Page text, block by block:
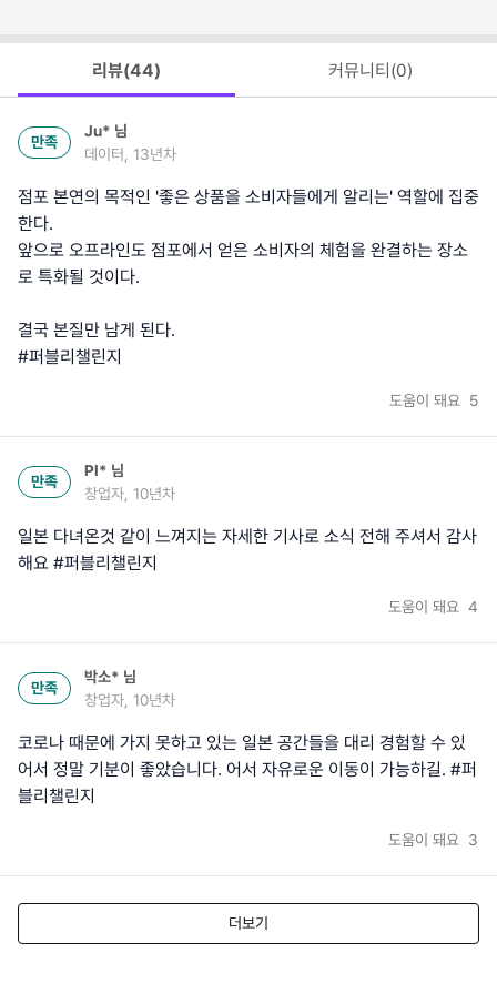
리뷰(44) 커뮤니티(0)
만족
Ju* 님
데이터, 13년차
점포 본연의 목적인 '좋은 상품을 소비자들에게 알리는' 역할에 집중
한다.
앞으로 오프라인도 점포에서 얻은 소비자의 체험을 완결하는 장소
로 특화될 것이다.
결국 본질만 남게 된다.
#퍼블리챌린지
도움이 돼요 5
만족
Pl* 님
창업자, 10년차
일본 다녀온것 같이 느껴지는 자세한 기사로 소식 전해 주셔서 감사
해요 #퍼블리챌린지
도움이 돼요 4
만족
박소* 님
창업자, 10년차
코로나 때문에 가지 못하고 있는 일본 공간들을 대리 경험할 수 있
어서 정말 기분이 좋았습니다. 어서 자유로운 이동이 가능하길. #퍼
블리챌린지
도움이 돼요 3
더보기